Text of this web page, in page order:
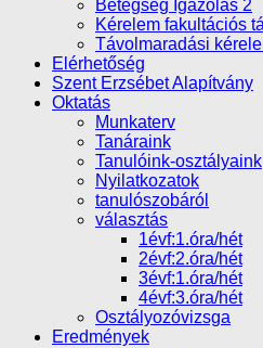
Betegség Igazolás 2
Kérelem fakultációs
Távolmaradási
Elérhetőség
Szent Erzsébet Alapítvány
Oktatás
Munkaterv
Tanáraink
Tanulóink-osztályaink
Nyilatkozatok
tanulószobáról
választás
1évf:1.óra/hét
2évf:2.óra/hét
3évf:1.óra/hét
4évf:3.óra/hét
Osztályozóvizsga
Eredmények